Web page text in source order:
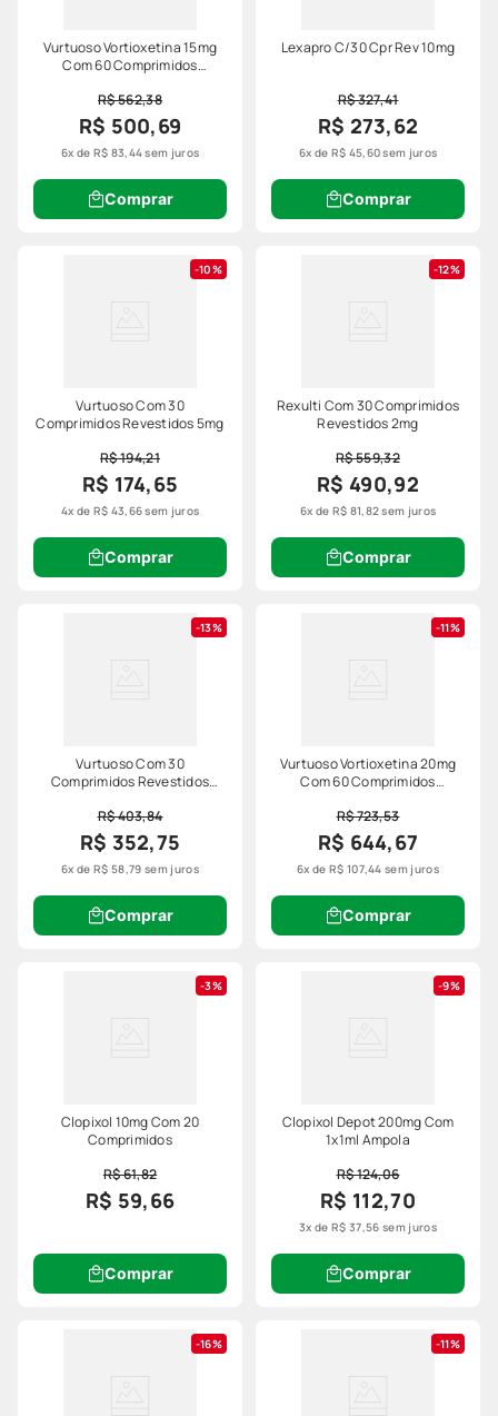
Vurtuoso Vortioxetina 15mg
Com 60 Comprimidos
R$ 562,38
R$ 500,69
6x de R$ 83,44sem juros
Comprar
Lexapro C/30 Cpr Rev 10mg
R$ 327,41
R$ 273,62
6x de R$ 45,60sem juros
Comprar
10%
Vurtuoso Com 30
Comprimidos Revestidos 5mg
R$ 194,21
R$ 174,65
4x de R$ 43,66sem juros
Comprar
12%
Rexulti Com 30 Comprimidos
Revestidos 2mg
R$ 559,32
R$ 490,92
6x de R$ 81,82sem juros
Comprar
13%
Vurtuoso Com 30
Comprimidos Revestidos
R$ 403,84
R$ 352,75
6x deR$ 58,79 sem juros
Comprar
11%
Vurtuoso Vortioxetina 20mg
Com 60 Comprimidos
R$ 723,53
R$ 644,67
6x de R$ 107,44 sem juros
Comprar
3%
Clopixol 10mg Com 20
Comprimidos
R$ 61,82
R$ 59,66
Comprar
9%
Clopixol Depot 200mg Com
1x1ml Ampola
R$ 124,06
R$ 112,70
3x deR$ 37,56 sem juros
Comprar
16% 11%